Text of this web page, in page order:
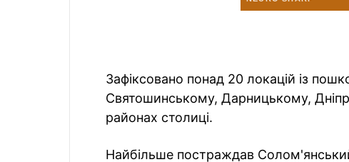
Зафіксовано понад 20 локацій із
Святошинському, Дарницькому,
районах столиці.
Найбільше постраждав